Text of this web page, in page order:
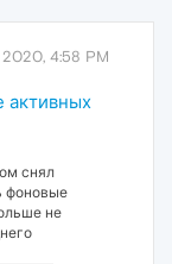
2020, 4:58 PM
активных
снял
фоновые
не